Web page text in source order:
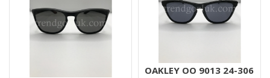
OAKLEY OO 9013 24-306